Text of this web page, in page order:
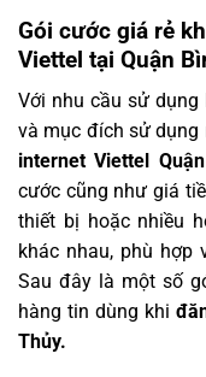
Gói cước giá rẻ
Viettel tại Quận
Với nhu cầu sử
và mục đích sử dụng
internet Viettel
cước cũng như giá
thiết bị hoặc nhiều
khác nhau, phù hợp
Sau đây là một số
hàng tin dùng khi
Thủy.